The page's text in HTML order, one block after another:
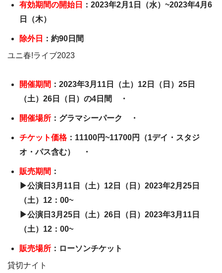
有効期間の開始日
：2023年2月1日（水）~2023年4月6
日（木）
除外日
：約90日間
ユニ春!ライブ2023
開催期間 ：2023年3月11日（土）12日（日）25日
（土）26日（日）の4日間 ・
開催場所 ：グラマシーパーク ・
チケット価格：11100円~11700円（1デイ・スタジ
オ・パス含む） ・
販売期間 ：
▶公演日3月11日（土）12日（日）2023年2月25日
（土）12：00~
▶公演日3月25日（土）26日（日）2023年3月11日
（土）12：00~
販売場所 ：ローソンチケット
貸切ナイト